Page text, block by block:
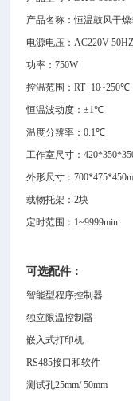
产品名称：恒温鼓风干燥
电源电压 ：AC220V 50HZ
功率 ：750W
控温范围 ：RT+10~250℃
恒温波动度 ：±1℃
温度分辨率 ：0.1℃
工作室尺寸：
外形尺寸 ：700*475*450
载物托架：2块
定时范围： 1~9999min
可选配件：
智能型程序控制器
独立限温控制器
嵌入式打印机
RS485接口和软件
测试孔25mm/ 50mm